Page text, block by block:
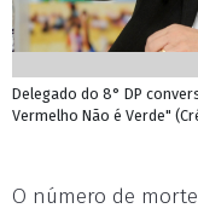
Delegado do 8° DP
Vermelho Não é Verde"
O número de